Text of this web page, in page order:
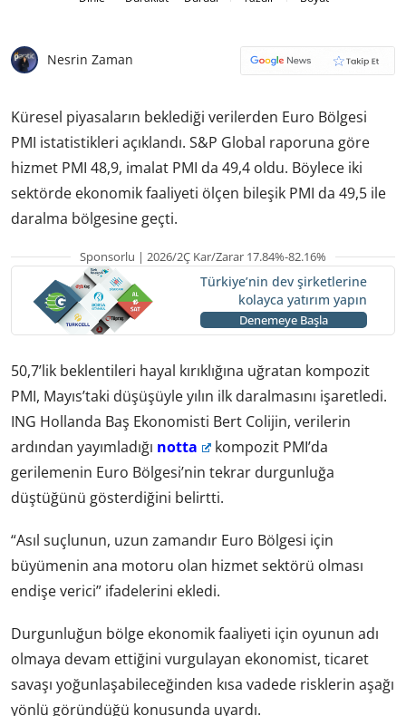
Nesrin Zaman
Küresel piyasaların beklediği verilerden Euro Bölgesi
PMI istatistikleri açıklandı. S&P Global raporuna göre
hizmet PMI 48,9, imalat PMI da 49,4 oldu. Böylece iki
sektörde ekonomik faaliyeti ölçen bileşik PMI da 49,5 ile
daralma bölgesine geçti.
Sponsorlu | 2026/2Ç Kar/Zarar 17.84%-82.16%
Türkiye’nin dev şirketlerine
kolayca yatırım yapın
Denemeye Başla
50,7’lik beklentileri hayal kırıklığına uğratan kompozit
PMI, Mayıs’taki düşüşüyle yılın ilk daralmasını işaretledi.
ING Hollanda Baş Ekonomisti Bert Colijin, verilerin
ardından yayımladığı notta
kompozit PMI’da
gerilemenin Euro Bölgesi’nin tekrar durgunluğa
düştüğünü gösterdiğini belirtti.
“Asıl suçlunun, uzun zamandır Euro Bölgesi için
büyümenin ana motoru olan hizmet sektörü olması
endişe verici” ifadelerini ekledi.
Durgunluğun bölge ekonomik faaliyeti için oyunun adı
olmaya devam ettiğini vurgulayan ekonomist, ticaret
savaşı yoğunlaşabileceğinden kısa vadede risklerin aşağı
yönlü göründüğü konusunda uyardı.